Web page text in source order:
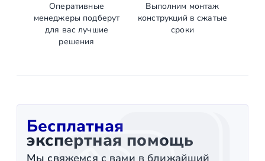
Оперативные
менеджеры подберут
для вас лучшие
решения
Выполним монтаж
конструкций в сжатые
сроки
Бесплатная
экспертная помощь
Мы свяжемся с вами в ближайший